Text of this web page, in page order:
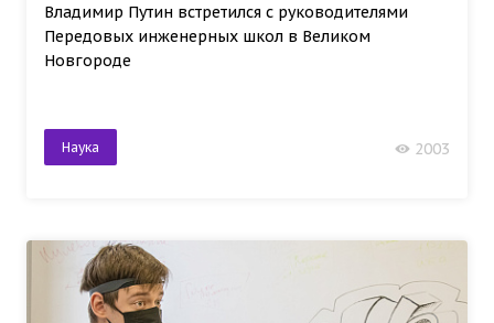
Владимир Путин встретился с руководителями
Передовых инженерных школ в Великом
Новгороде
Наука 2003